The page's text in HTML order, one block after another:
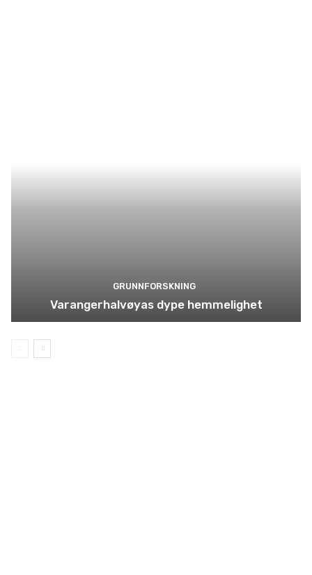
GRUNNFORSKNING
Varangerhalvøyas dype hemmelighet